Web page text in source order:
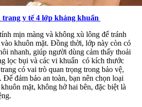
trang y tế 4 lớp kháng khuẩn
mịn màng và không xù lông để tránh
khuôn mặt. Đồng thời, lớp này còn có
nhanh, giúp người dùng cảm thấy thoải
lọc bụi và các vi khuẩn có kích thước
có vai trò quan trọng trong bảo vệ,
đảm bảo an toàn, bạn nên chọn loại
mặt, không hở hai bên, đặc biệt là